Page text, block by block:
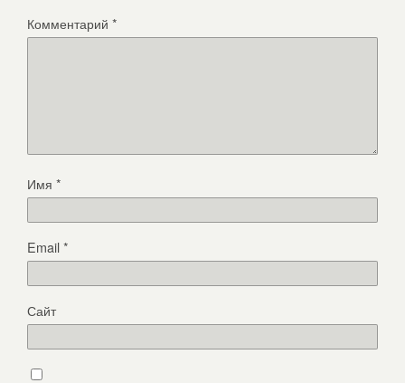
Комментарий *
Имя *
Email*
Сайт